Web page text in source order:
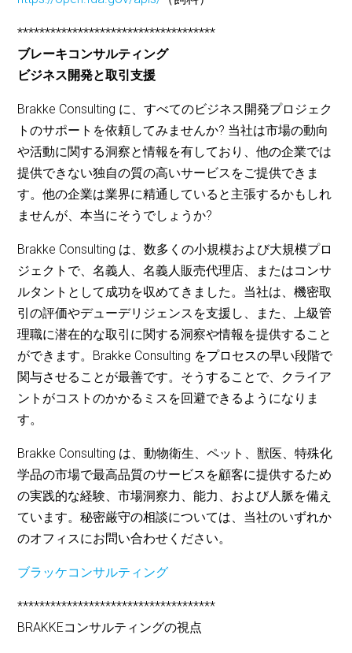
************************************
ブレーキコンサルティング
ビジネス開発と取引支援
Brakke Consulting に、すべてのビジネス開発プロジェク
トのサポートを依頼してみませんか? 当社は市場の動向
や活動に関する洞察と情報を有しており、他の企業では
提供できない独自の質の高いサービスをご提供できま
す。他の企業は業界に精通していると主張するかもしれ
ませんが、本当にそうでしょうか?
Brakke Consulting は、数多くの小規模および大規模プロ
ジェクトで、名義人、名義人販売代理店、またはコンサ
ルタントとして成功を収めてきました。当社は、機密取
引の評価やデューデリジェンスを支援し、また、上級管
理職に潜在的な取引に関する洞察や情報を提供すること
ができます。Brakke Consulting をプロセスの早い段階で
関与させることが最善です。そうすることで、クライア
ントがコストのかかるミスを回避できるようになりま
す。
Brakke Consulting は、動物衛生、ペット、獣医、特殊化
学品の市場で最高品質のサービスを顧客に提供するため
の実践的な経験、市場洞察力、能力、および人脈を備え
ています。秘密厳守の相談については、当社のいずれか
のオフィスにお問い合わせください。
ブラッケコンサルティング
************************************
BRAKKEコンサルティングの視点